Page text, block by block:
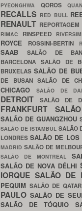
PYEONGHWA QOROS
RECALLS RED BULL
RENAULT
RIMAC RINSPEED
ROYCE
ROSSINI-BERTIN
SAAB SALÃO DE
BARCELONA SALÃO DE
BRUXELAS SALÃO DE
DE BUSAN SALÃO DE
CHICAGO
SALÃO DE
DETROIT
SALÃO DE
FRANKFURT
SALÃO DE GUANGZHOU
SALÃO DE ISTAMBUL SALÃO
LONDRESSALÃO DE LOS
MADRID SALÃO DE
SALÃO DE MONTREAL
SALÃO DE NOVA DÉLHI
IORQUE SALÃO DE
PEQUIM SALÃO DE
PAULO SALÃO DE
SALÃO DE TÓQUIO